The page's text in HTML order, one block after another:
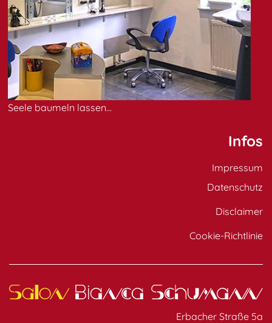
Seele baumeln lassen...
Infos
Impressum
Datenschutz
Disclaimer
Cookie-Richtlinie
Erbacher Straße 5a